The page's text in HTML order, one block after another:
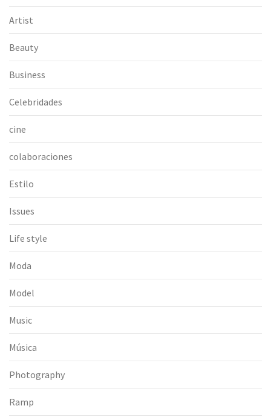
Artist
Beauty
Business
Celebridades
cine
colaboraciones
Estilo
Issues
Life style
Moda
Model
Music
Música
Photography
Ramp